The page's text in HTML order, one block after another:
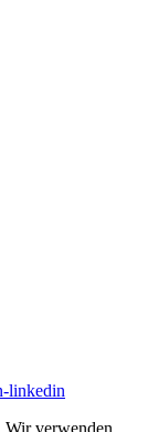
linkedin
Wir verwenden